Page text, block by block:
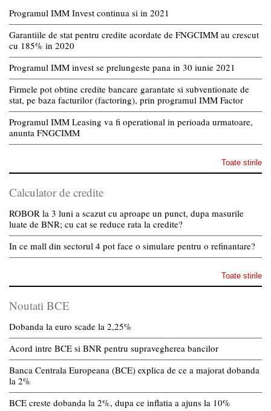
Programul IMM Invest continua si in 2021
Garantiile de stat pentru credite acordate de FNGCIMM au crescut
cu 185% in 2020
Programul IMM invest se prelungeste pana in 30 iunie 2021
Firmele pot obtine credite bancare garantate si subventionate de
stat, pe baza facturilor (factoring), prin programul IMM Factor
Programul IMM Leasing va fi operational in perioada urmatoare,
anunta FNGCIMM
Toate stirile
Calculator de credite
ROBOR la 3 luni a scazut cu aproape un punct, dupa masurile
luate de BNR; cu cat se reduce rata la credite?
In ce mall din sectorul 4 pot face o simulare pentru o refinantare?
Toate stirile
Noutati BCE
Dobanda la euro scade la 2,25%
Acord intre BCE si BNR pentru supravegherea bancilor
Banca Centrala Europeana (BCE) explica de ce a majorat dobanda
la 2%
BCE creste dobanda la 2%, dupa ce inflatia a ajuns la 10%